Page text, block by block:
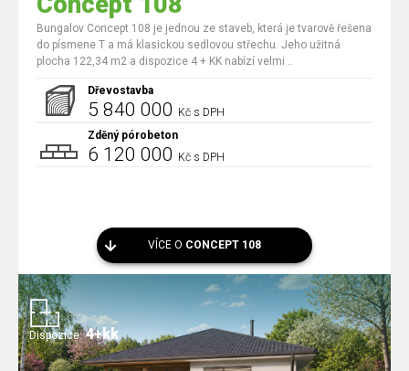
Bungalov Concept 108 je jednou ze staveb, která je tvarově řešena
do písmene T a má klasickou sedlovou střechu. Jeho užitná
plocha 122,34 m2 a dispozice 4 + KK nabízí velmi ..
Dřevostavba
5 840 000 Kč s DPH
Zděný pórobeton
6 120 000 Kč s DPH
VÍCE O CONCEPT 108
Dispozice: 4+kk